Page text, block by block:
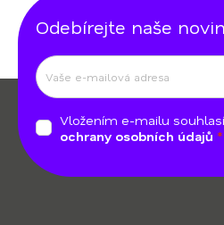
Odebírejte naše
Vložením e-mailu
ochrany osobních údajů